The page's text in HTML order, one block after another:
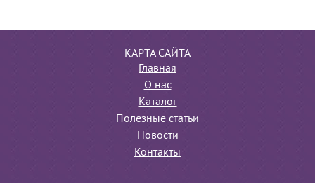
КАРТА САЙТА
Главная
О нас
Каталог
Полезные статьи
Новости
Контакты